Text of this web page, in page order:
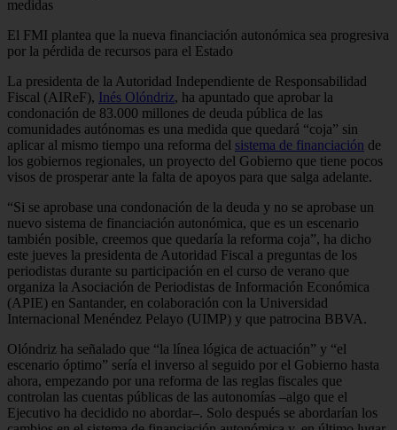
medidas
El FMI plantea que la nueva financiación autonómica sea progresiva
por la pérdida de recursos para el Estado
La presidenta de la Autoridad Independiente de Responsabilidad
Fiscal (AIReF), Inés Olóndriz, ha apuntado que aprobar la
condonación de 83.000 millones de deuda pública de las
comunidades autónomas es una medida que quedará “coja” sin
aplicar al mismo tiempo una reforma del sistema de financiación de
los gobiernos regionales, un proyecto del Gobierno que tiene pocos
visos de prosperar ante la falta de apoyos para que salga adelante.
“Si se aprobase una condonación de la deuda y no se aprobase un
nuevo sistema de financiación autonómica, que es un escenario
también posible, creemos que quedaría la reforma coja”, ha dicho
este jueves la presidenta de Autoridad Fiscal a preguntas de los
periodistas durante su participación en el curso de verano que
organiza la Asociación de Periodistas de Información Económica
(APIE) en Santander, en colaboración con la Universidad
Internacional Menéndez Pelayo (UIMP) y que patrocina BBVA.
Olóndriz ha señalado que “la línea lógica de actuación” y “el
escenario óptimo” sería el inverso al seguido por el Gobierno hasta
ahora, empezando por una reforma de las reglas fiscales que
controlan las cuentas públicas de las autonomías –algo que el
Ejecutivo ha decidido no abordar–. Solo después se abordarían los